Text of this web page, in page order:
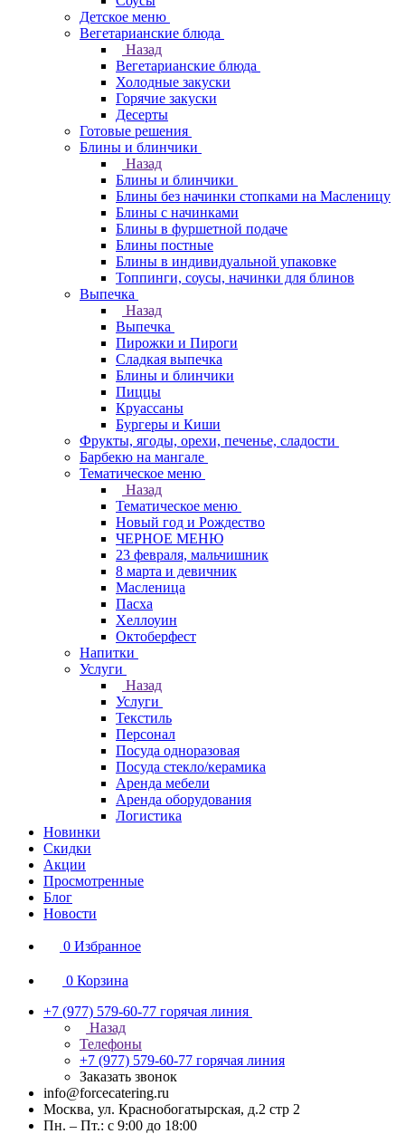
Детское меню
Вегетарианские блюда
Назад
Вегетарианские блюда
Холодные закуски
Горячие закуски
Десерты
Готовые решения
Блины и блинчики
Назад
Блины и блинчики
Блины без начинки стопками на Масленицу
Блины с начинками
Блины в фуршетной подаче
Блины постные
Блины в индивидуальной упаковке
Топпинги, соусы, начинки для блинов
Выпечка
Назад
Выпечка
Пирожки и Пироги
Сладкая выпечка
Блины и блинчики
Пиццы
Круасcаны
Бургеры и Киши
Фрукты, ягоды, орехи, печенье, сладости
Барбекю на мангале
Тематическое меню
Назад
Тематическое меню
Новый год и Рождество
ЧЕРНОЕ МЕНЮ
23 февраля, мальчишник
8 марта и девичник
Масленица
Пасха
Хеллоуин
Октоберфест
Напитки
Услуги
Назад
Услуги
Текстиль
Персонал
Посуда одноразовая
Посуда стекло/керамика
Аренда мебели
Аренда оборудования
Логистика
Новинки
Скидки
Акции
Просмотренные
Блог
Новости
0 Избранное
0 Корзина
+7 (977) 579-60-77 горячая линия
Назад
Телефоны
+7 (977) 579-60-77 горячая линия
Заказать звонок
info@forcecatering.ru
Москва, ул. Краснобогатырская, д.2 стр 2
Пн. – Пт.: с 9:00 до 18:00